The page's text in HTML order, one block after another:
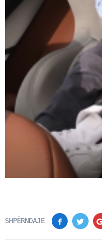
SHPËRNDAJE